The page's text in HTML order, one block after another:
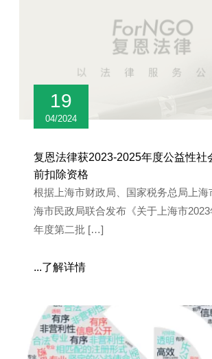
19
04/2024
复恩法律获2023-2025年度公益性社
前扣除资格
根据上海市财政局、国家税务总局上海
海市民政局联合发布《关于上海市
年度第二批 […]
...了解详情